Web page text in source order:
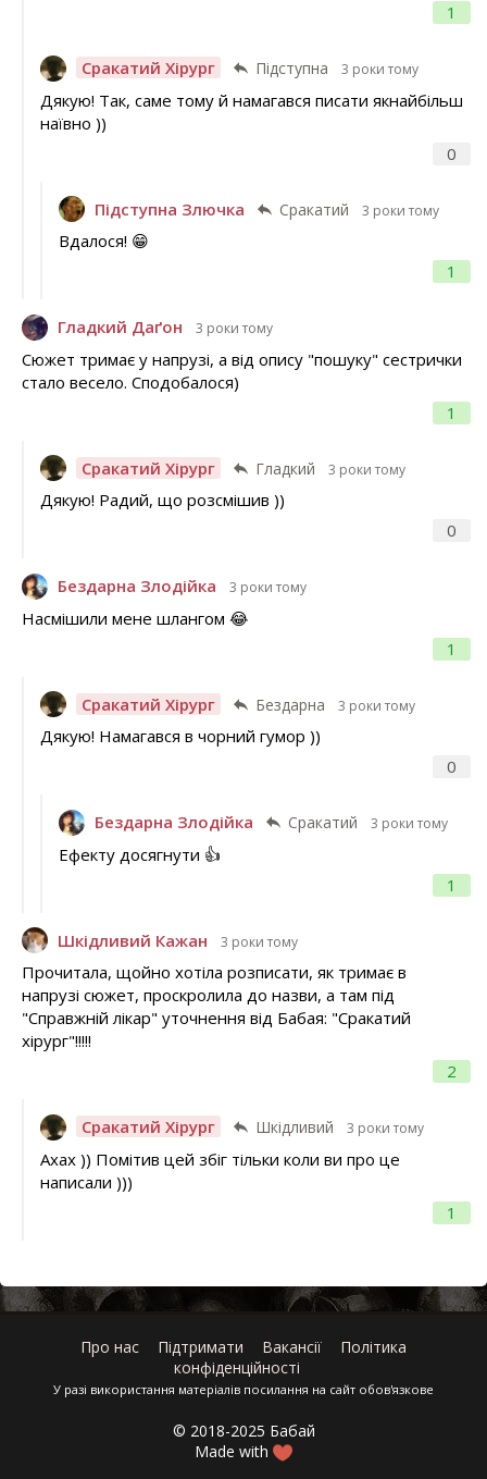
1
Сракатий Хірург Підступна 3 роки тому
0
Дякую! Так, саме тому й намагався писати якнайбільш
наївно ))
Підступна Злючка Сракатий 3 роки тому
1
Вдалося! 😁
Гладкий Даґон 3 роки тому
1
Сюжет тримає у напрузі, а від опису "пошуку" сестрички
стало весело. Сподобалося)
Сракатий Хірург Гладкий 3 роки тому
0
Дякую! Радий, що розсмішив ))
Бездарна Злодійка 3 роки тому
1
Насмішили мене шлангом 😂
Сракатий Хірург Бездарна 3 роки тому
0
Дякую! Намагався в чорний гумор ))
Бездарна Злодійка Сракатий 3 роки тому
1
Ефекту досягнути 👍
Шкідливий Кажан 3 роки тому
2
Прочитала, щойно хотіла розписати, як тримає в
напрузі сюжет, проскролила до назви, а там під
"Справжній лікар" уточнення від Бабая: "Сракатий
хірург"!!!!!
Сракатий Хірург Шкідливий 3 роки тому
1
Ахах )) Помітив цей збіг тільки коли ви про це
написали )))
Про нас Підтримати Вакансії
Політика
конфіденційності
У разі використання матеріалів посилання на сайт обов'язкове
© 2018-2025 Бабай
Made with